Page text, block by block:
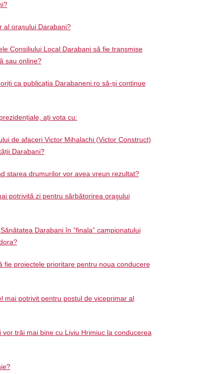
al orașului Darabani?
Consiliului Local Darabani să fie transmise
sau online?
ca publicația Darabaneni.ro să-și continue
ați vota cu:
de afaceri Victor Mihalachi (Victor Construct)
Darabani?
starea drumurilor vor avea vreun rezultat?
potrivită zi pentru sărbătorirea oraşului
Darabani în ”finala” campionatului
fie proiectele prioritare pentru noua conducere
mai potrivit pentru postul de viceprimar al
trăi mai bine cu Liviu Hrimiuc la conducerea